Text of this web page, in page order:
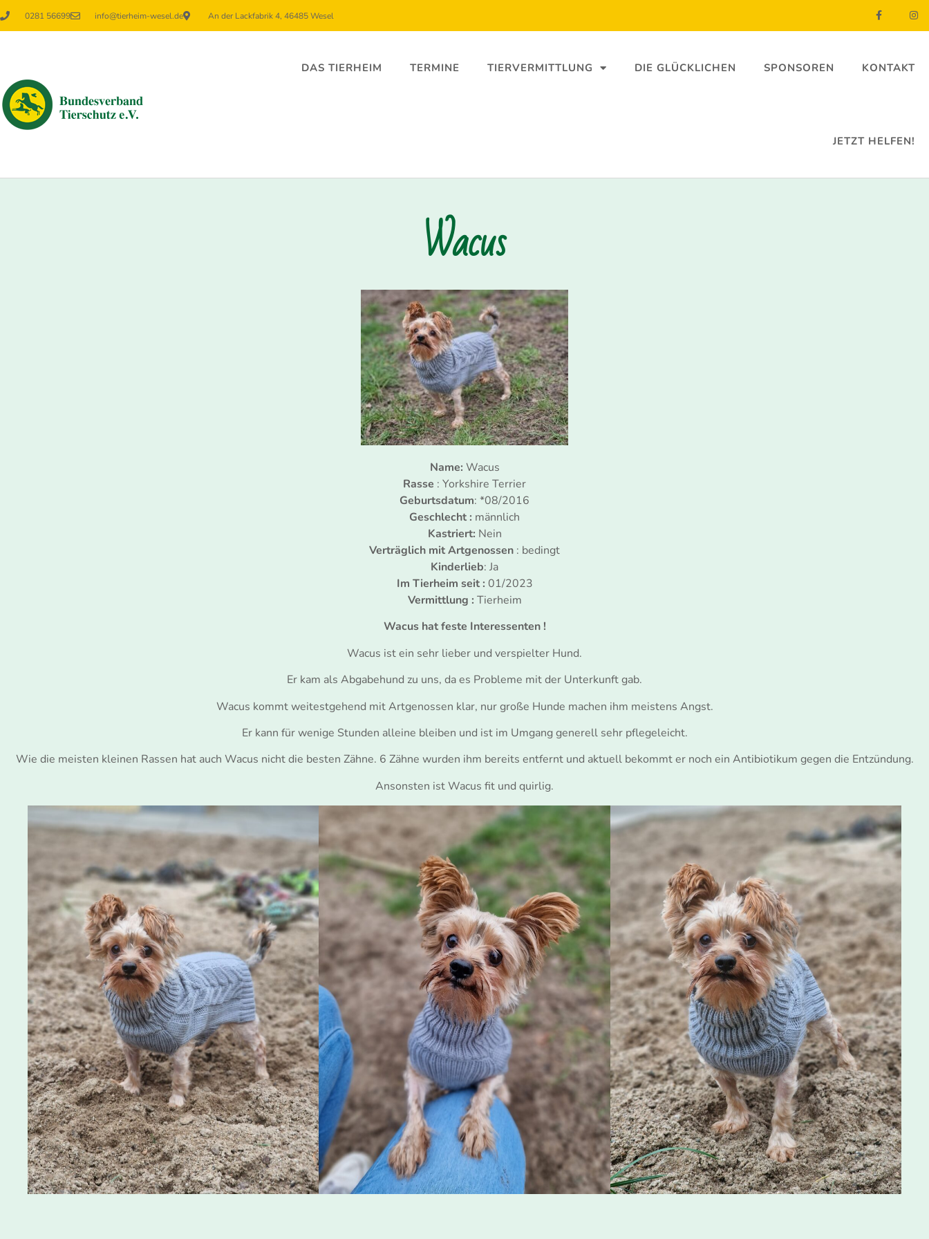
0281 56699 info@tierheim-wesel.de An der Lackfabrik 4, 46485 Wesel
DAS TIERHEIM TERMINE TIERVERMITTLUNG DIE GLÜCKLICHEN SPONSOREN KONTAKT
JETZT HELFEN!
Wacus
Name: Wacus
Rasse : Yorkshire Terrier
Geburtsdatum: *08/2016
Geschlecht : männlich
Kastriert: Nein
Verträglich mit Artgenossen : bedingt
Kinderlieb: Ja
Im Tierheim seit : 01/2023
Vermittlung : Tierheim
Wacus hat feste Interessenten !
Wacus ist ein sehr lieber und verspielter Hund.
Er kam als Abgabehund zu uns, da es Probleme mit der Unterkunft gab.
Wacus kommt weitestgehend mit Artgenossen klar, nur große Hunde machen ihm meistens Angst.
Er kann für wenige Stunden alleine bleiben und ist im Umgang generell sehr pflegeleicht.
Wie die meisten kleinen Rassen hat auch Wacus nicht die besten Zähne. 6 Zähne wurden ihm bereits entfernt und aktuell bekommt er noch ein Antibiotikum gegen die Entzündung.
Ansonsten ist Wacus fit und quirlig.